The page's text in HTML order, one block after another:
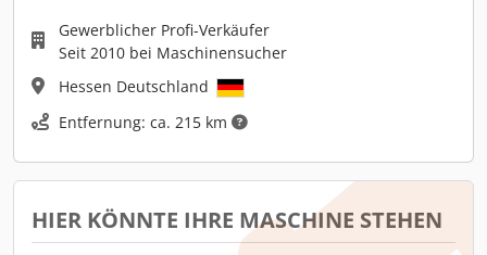
Gewerblicher Profi-Verkäufer
Seit 2010 bei Maschinensucher
Hessen Deutschland
Entfernung: ca. 215 km
HIER KÖNNTE IHRE MASCHINE STEHEN